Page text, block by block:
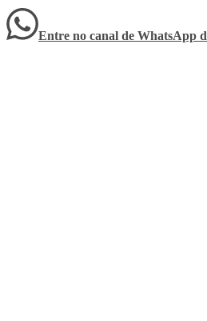
Entre no canal de WhatsApp